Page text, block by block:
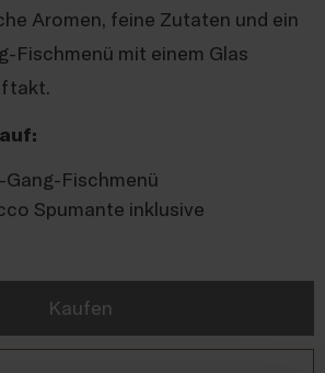
Aromen, feine Zutaten und ein
Fischmenü mit einem Glas
Gang-Fischmenü
Spumante inklusive
Kaufen